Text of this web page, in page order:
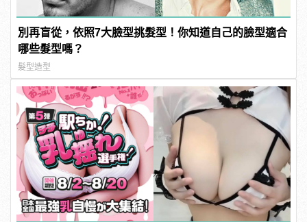
別再盲從，依照7大臉型挑髮型！你知道自己的臉型適合
哪些髮型嗎？
髮型造型